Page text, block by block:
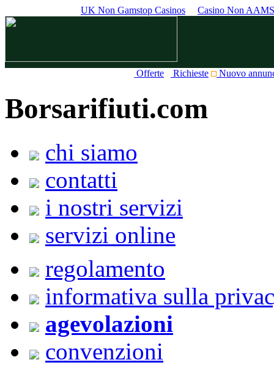
UK Non Gamstop Casinos Casino Non AAMS
Offerte Richieste Nuovo
Borsarifiuti.com
chi siamo
contatti
i nostri servizi
servizi online
regolamento
informativa sulla
agevolazioni
convenzioni